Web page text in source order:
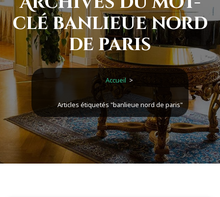
clé banlieue nord
de paris
Accueil >
Articles étiquetés "banlieue nord de paris"